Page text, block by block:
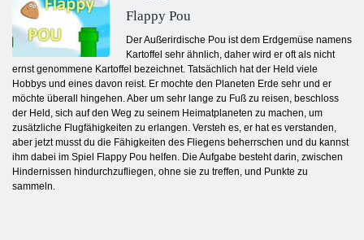
Flappy Pou
Der Außerirdische Pou ist dem Erdgemüse namens
Kartoffel sehr ähnlich, daher wird er oft als nicht
ernst genommene Kartoffel bezeichnet. Tatsächlich hat der Held viele
Hobbys und eines davon reist. Er mochte den Planeten Erde sehr und er
möchte überall hingehen. Aber um sehr lange zu Fuß zu reisen, beschloss
der Held, sich auf den Weg zu seinem Heimatplaneten zu machen, um
zusätzliche Flugfähigkeiten zu erlangen. Versteh es, er hat es verstanden,
aber jetzt musst du die Fähigkeiten des Fliegens beherrschen und du kannst
ihm dabei im Spiel Flappy Pou helfen. Die Aufgabe besteht darin, zwischen
Hindernissen hindurchzufliegen, ohne sie zu treffen, und Punkte zu
sammeln.